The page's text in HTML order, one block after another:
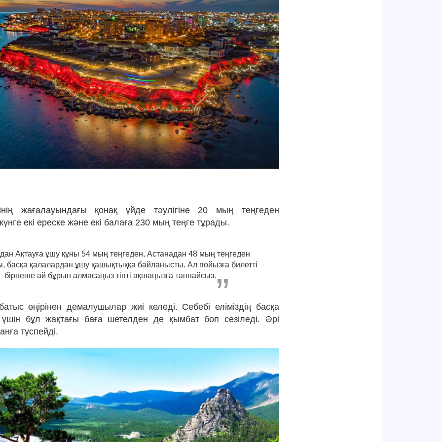
жағалауындағы қонақ үйде тәулігіне 20 мың теңгеден
екі ереске және екі балаға 230 мың теңге тұрады.
Ақтауға ұшу құны 54 мың теңгеден, Астанадан 48 мың теңгеден
басқа қалалардан ұшу қашықтыққа байланысты. Ал пойызға билетті
бірнеше ай бұрын алмасаңыз тіпті ақшаңызға таппайсыз.
өңірінен демалушылар жиі келеді. Себебі еліміздің басқа
үшін бұл жақтағы баға шетелден де қымбат боп сезіледі. Әрі
түспейді.